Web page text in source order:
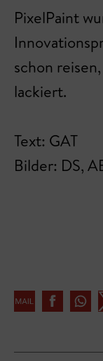
PixelPaint
schon
lackiert.
Text: GAT
Bilder: DS,